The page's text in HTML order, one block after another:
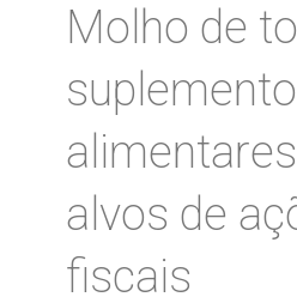
Molho de
alvos de
fiscais